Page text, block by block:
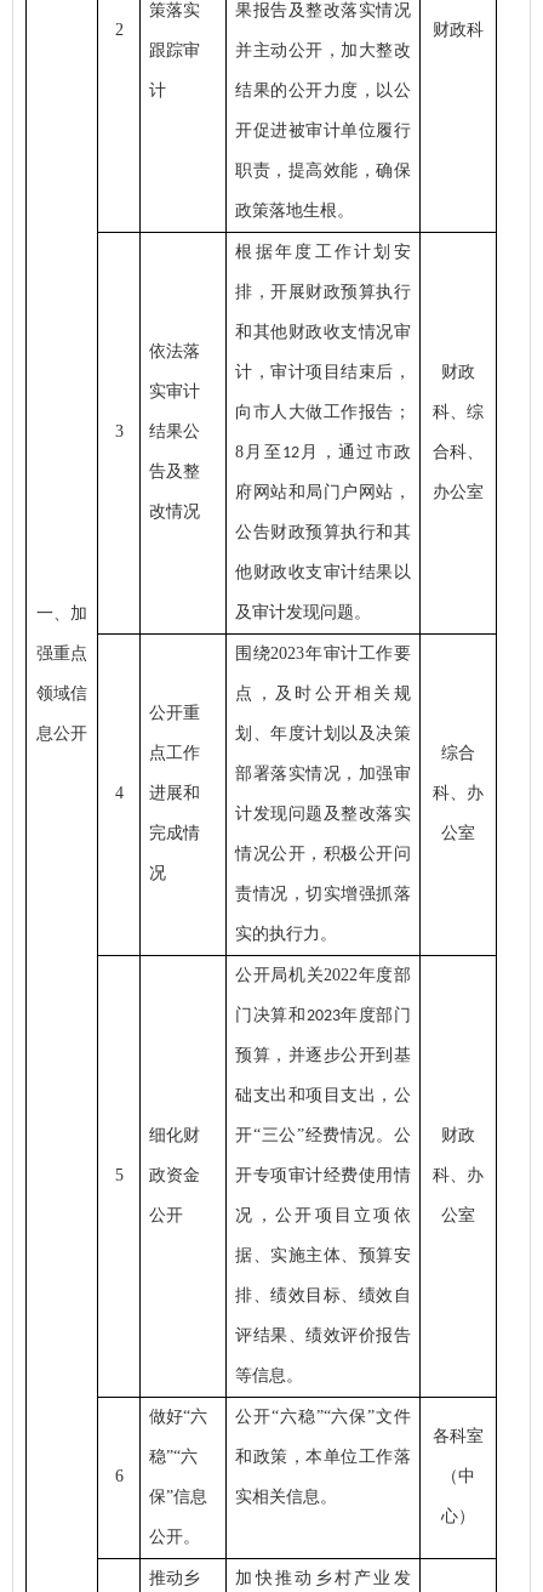
一、加
强重点
领域信
息公开
2
策落实
跟踪审
计
果报告及整改落实情况
并主动公开，加大整改
结果的公开力度，以公
开促进被审计单位履行
职责，提高效能，确保
政策落地生根。
财政科
3
依法落
实审计
结果公
告及整
改情况
根据年度工作计划安
排，开展财政预算执行
和其他财政收支情况审
计，审计项目结束后，
向市人大做工作报告；
8月至 12 月，通过市政
府网站和局门户网站，
公告财政预算执行和其
他财政收支审计结果以
及审计发现问题。
财政
科、综
合科、
办公室
4
公开重
点工作
进展和
完成情
况
围绕2023年审计工作要
点，及时公开相关规
划、年度计划以及决策
部署落实情况，加强审
计发现问题及整改落实
情况公开，积极公开问
责情况，切实增强抓落
实的执行力。
综合
科、办
公室
5
细化财
政资金
公开
公开局机关2022年度部
门决算和 2023年度部门
预算，并逐步公开到基
础支出和项目支出，公
开“三公”经费情况。公
开专项审计经费使用情
况，公开项目立项依
据、实施主体、预算安
排、绩效目标、绩效自
评结果、绩效评价报告
等信息。
财政
科、办
公室
6
做好“六
稳”“六
保”信息
公开。
公开“六稳”“六保”文件
和政策，本单位工作落
实相关信息。
各科室
（中
心）
推动乡 加快推动乡村产业发